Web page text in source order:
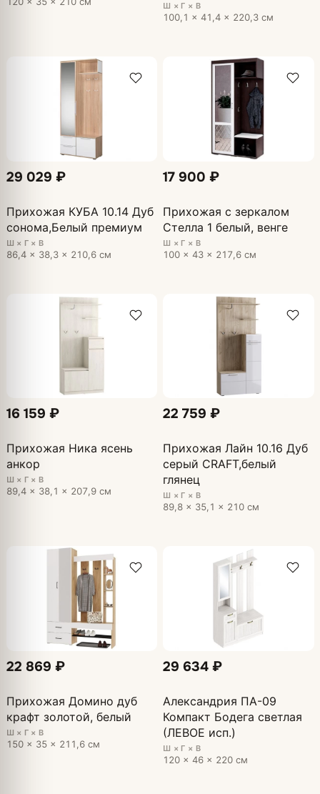
Ш × Г × В
100,1 × 41,4 × 220,3 см
29 029 ₽
Прихожая КУБА 10.14 Дуб
сонома,Белый премиум
Ш × Г × В
86,4 × 38,3 × 210,6 см
17 900 ₽
Прихожая с зеркалом
Стелла 1 белый, венге
Ш × Г × В
100 × 43 × 217,6 см
16 159 ₽
Прихожая Ника ясень
анкор
Ш × Г × В
89,4 × 38,1 × 207,9 см
22 759 ₽
Прихожая Лайн 10.16 Дуб
серый CRAFT,белый
глянец
Ш × Г × В
89,8 × 35,1 × 210 см
22 869 ₽
Прихожая Домино дуб
крафт золотой, белый
Ш × Г × В
150 × 35 × 211,6 см
29 634 ₽
Александрия ПА-09
Компакт Бодега светлая
(ЛЕВОЕ исп.)
Ш × Г × В
120 × 46 × 220 см